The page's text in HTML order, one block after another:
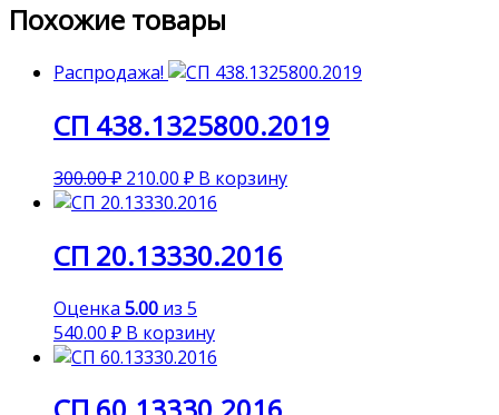
Похожие товары
Распродажа!
СП 438.1325800.2019
300.00₽ 210.00 ₽ В корзину
СП 20.13330.2016
Оценка 5.00 из 5
540.00 ₽ В корзину